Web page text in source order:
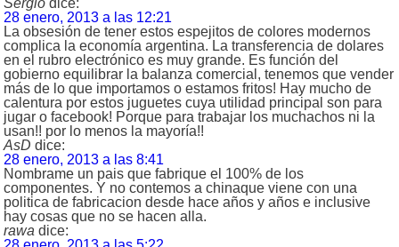
28 enero, 2013 a las 12:21
La obsesión de tener estos espejitos de colores modernos
complica la economía argentina. La transferencia de dolares
en el rubro electrónico es muy grande. Es función del
gobierno equilibrar la balanza comercial, tenemos que vender
más de lo que importamos o estamos fritos! Hay mucho de
calentura por estos juguetes cuya utilidad principal son para
jugar o facebook! Porque para trabajar los muchachos ni la
usan!! por lo menos la mayoría!!
AsD dice:
28 enero, 2013 a las 8:41
Nombrame un pais que fabrique el 100% de los
componentes. Y no contemos a chinaque viene con una
politica de fabricacion desde hace años y años e inclusive
hay cosas que no se hacen alla.
rawa dice: